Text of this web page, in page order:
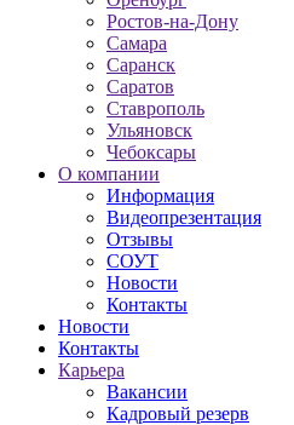
Ростов-на-Дону
Самара
Саранск
Саратов
Ставрополь
Ульяновск
Чебоксары
О компании
Информация
Видеопрезентация
Отзывы
СОУТ
Новости
Контакты
Новости
Контакты
Карьера
Вакансии
Кадровый резерв